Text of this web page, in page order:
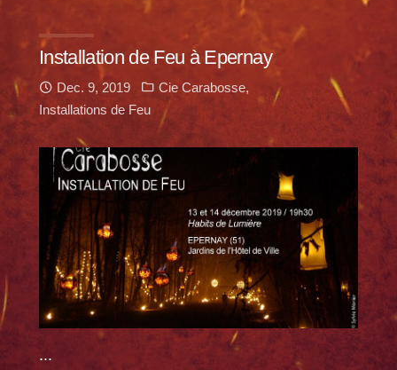
Installation de Feu à Epernay
Dec. 9, 2019 Cie Carabosse,
Installations de Feu
...